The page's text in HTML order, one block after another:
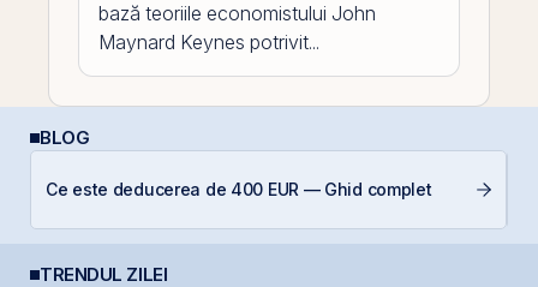
bază teoriile economistului John
Maynard Keynes potrivit...
BLOG
Ce este deducerea de 400 EUR — Ghid complet
TRENDUL ZILEI